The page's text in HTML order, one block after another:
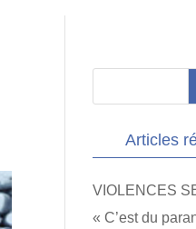
Articles
VIOLENCES
« C’est du